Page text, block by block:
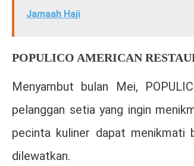
Jamaah Haji
POPULICO AMERICAN
Menyambut bulan Mei,
pelanggan setia yang ingin
pecinta kuliner dapat menikmati
dilewatkan.